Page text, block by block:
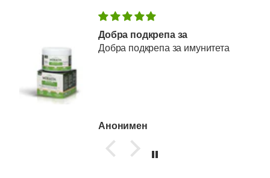
Добра подкрепа за
Добра подкрепа за имунитета
Анонимен